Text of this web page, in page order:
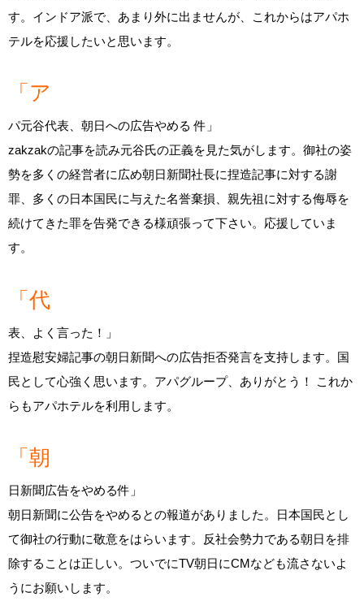
す。インドア派で、あまり外に出ませんが、これからはアパホ
テルを応援したいと思います。
「ア
パ元谷代表、朝日への広告やめる 件」
zakzakの記事を読み元谷氏の正義を見た気がします。御社の姿
勢を多くの経営者に広め朝日新聞社長に捏造記事に対する謝
罪、多くの日本国民に与えた名誉棄損、親先祖に対する侮辱を
続けてきた罪を告発できる様頑張って下さい。応援していま
す。
「代
表、よく言った！」
捏造慰安婦記事の朝日新聞への広告拒否発言を支持します。国
民として心強く思います。アパグループ、ありがとう！ これか
らもアパホテルを利用します。
「朝
日新聞広告をやめる件」
朝日新聞に公告をやめるとの報道がありました。日本国民とし
て御社の行動に敬意をはらいます。反社会勢力である朝日を排
除することは正しい。ついでにTV朝日にCMなども流さないよ
うにお願いします。